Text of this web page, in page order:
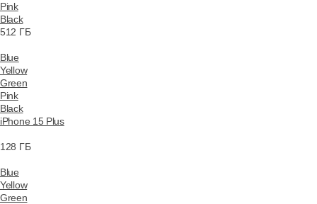
Pink
Black
512 ГБ
Blue
Yellow
Green
Pink
Black
iPhone 15 Plus
128 ГБ
Blue
Yellow
Green